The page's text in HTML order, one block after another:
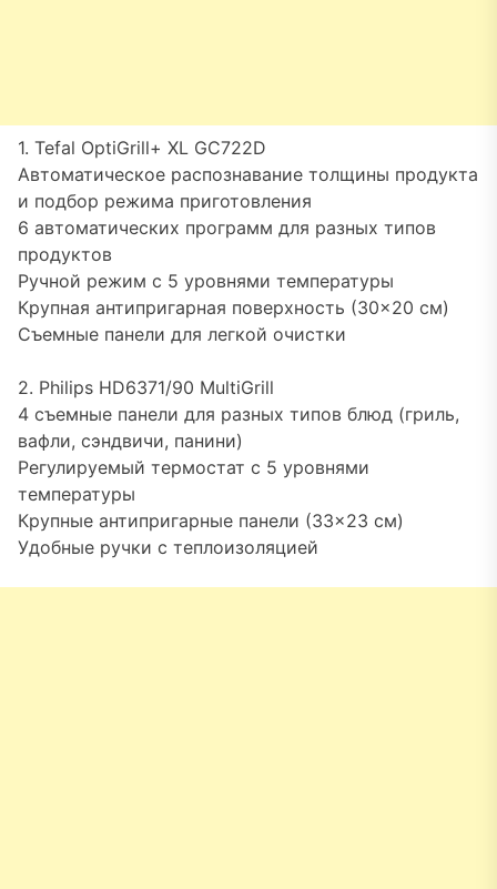
1. Tefal OptiGrill+ XL GC722D
Автоматическое распознавание толщины продукта
и подбор режима приготовления
6 автоматических программ для разных типов
продуктов
Ручной режим с 5 уровнями температуры
Крупная антипригарная поверхность (30×20 см)
Съемные панели для легкой очистки
2. Philips HD6371/90 MultiGrill
4 съемные панели для разных типов блюд (гриль,
вафли, сэндвичи, панини)
Регулируемый термостат с 5 уровнями
температуры
Крупные антипригарные панели (33×23 см)
Удобные ручки с теплоизоляцией